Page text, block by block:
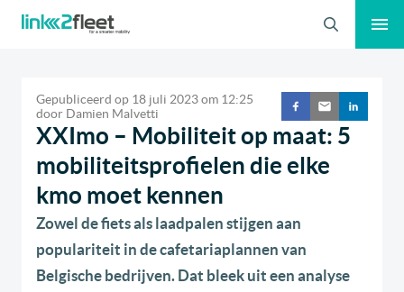
Zoeken
Gepubliceerd op 18 juli 2023om 12:25
door Damien Malvetti
XXImo – Mobiliteit op maat: 5
mobiliteitsprofielen die elke
kmo moet kennen
Zowel de fiets als laadpalen stijgen aan
populariteit in de cafetariaplannen van
Belgische bedrijven. Dat bleek uit een analyse